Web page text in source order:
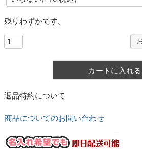
須
残りわずかです。
カートに入れる
返品特約について
商品についてのお問い合わせ